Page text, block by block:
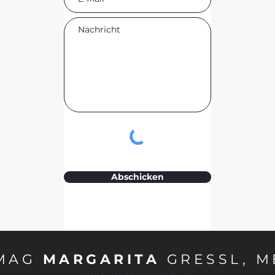
Abschicken
MARGARITA GRESSL,